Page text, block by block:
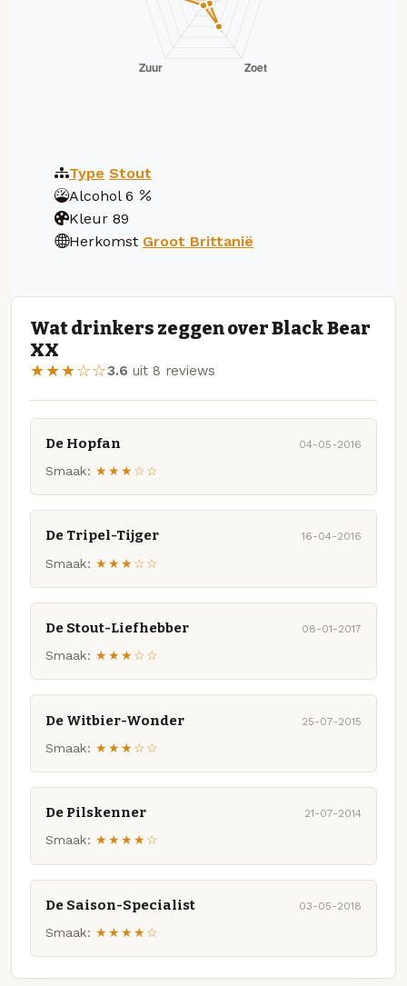
Type Stout
Alcohol 6
Kleur 89
Herkomst Groot Brittanië
Wat drinkers zeggen over Black Bear
XX
★★★☆☆3.6 uit 8 reviews
De Hopfan 04-05-2016
Smaak: ★★★☆☆
De Tripel-Tijger 16-04-2016
Smaak: ★★★☆☆
De Stout-Liefhebber 08-01-2017
Smaak: ★★★☆☆
De Witbier-Wonder 25-07-2015
Smaak: ★★★☆☆
De Pilskenner 21-07-2014
Smaak: ★★★★☆
De Saison-Specialist 03-05-2018
Smaak: ★★★★☆